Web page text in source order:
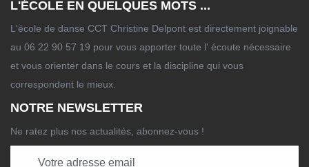
L'ÉCOLE EN QUELQUES MOTS ...
L'école de danse CCT Christine Delpont est directement joignable
au 06 22 90 57 19 pour vous apporter toute l' écoute nécessaire
et vous orienter dans le cours et la discipline qui vous
correspondent le mieux.
NOTRE NEWSLETTER
Ne ratez plus nos actualités, abonnez-vous !